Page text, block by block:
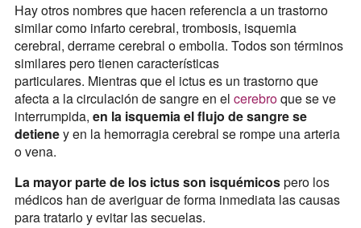
Hay otros nombres que hacen referencia a un trastorno
similar como infarto cerebral, trombosis, isquemia
cerebral, derrame cerebral o embolia. Todos son términos
similares pero tienen características
particulares. Mientras que el ictus es un trastorno que
afecta a la circulación de sangre en el cerebroque se ve
interrumpida, en la isquemia el flujo de sangre se
detieney en la hemorragia cerebral se rompe una arteria
o vena.
La mayor parte de los ictus son isquémicospero los
médicos han de averiguar de forma inmediata las causas
para tratarlo y evitar las secuelas.